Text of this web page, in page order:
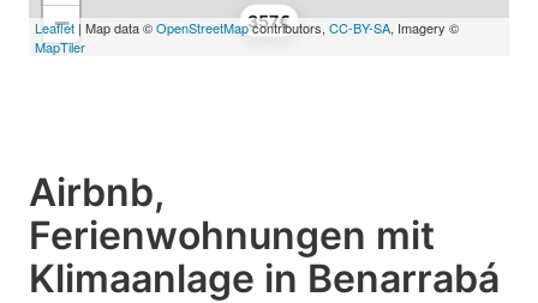
357€
−
Leaflet | Map data ©OpenStreetMapcontributors, CC-BY-SA, Imagery ©
MapTiler
Airbnb,
Ferienwohnungen mit
Klimaanlage in Benarrabá